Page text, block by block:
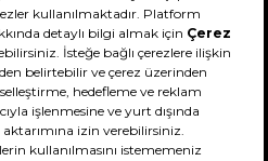
Şartlar & Koşullar
Hakkımızda